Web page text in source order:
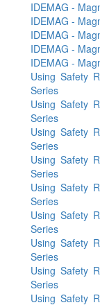
IDEMAG -
IDEMAG -
IDEMAG -
IDEMAG -
IDEMAG -
Using Safety
Series
Using Safety
Series
Using Safety
Series
Using Safety
Series
Using Safety
Series
Using Safety
Series
Using Safety
Series
Using Safety
Series
Using Safety